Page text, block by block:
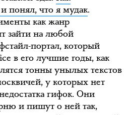
понял, что я мудак.
как жанр
зайти на любой
портал, который
в его лучшие годы, как
тонны унылых текстов
у которых нет
гифок. Они
и пишут о ней так,